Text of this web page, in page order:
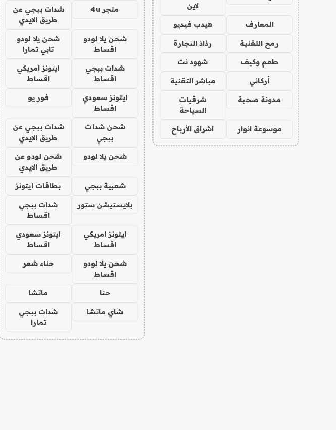
لاين
المعارف هيدب فيديو
رمح التقنية رذاذ التجارة
طعم وكيف شهود نت
أركاني مباشر التقنية
مدونة صحبة
شرقيات
السياحة
موسوعة انوار اشراق الأرباح
متجر 4u
شدات ببجي عن
طريق الايدي
شحن يلا لودو
اقساط
شحن يلا لودو
تابي تمارا
شدات ببجي
اقساط
ايتونز امريكي
اقساط
ايتونز سعودي
اقساط
فور يو
شحن شدات
ببجي
شدات ببجي عن
طريق الايدي
شحن يلا لودو
شحن لودو عن
طريق الايدي
شعبية ببجي بطاقات ايتونز
بلايستيشن ستور
شدات ببجي
اقساط
ايتونز امريكي
اقساط
ايتونز سعودي
اقساط
شحن يلا لودو
اقساط
حناء شعر
حنا ماتشا
شاي ماتشا
شدات ببجي
تمارا